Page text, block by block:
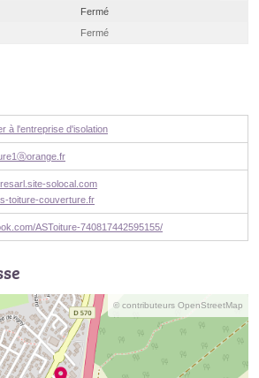
Fermé
Fermé
à l'entreprise d'isolation
solocal.com
toiture-couverture.fr
ASToiture-740817442595155/
© contributeurs OpenStreetMap